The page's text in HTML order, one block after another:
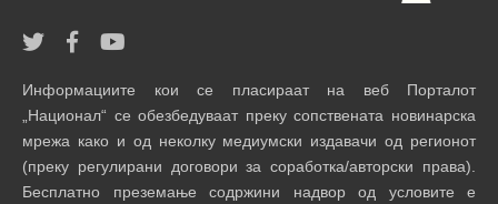
Информациите кои се пласираат на веб Порталот
„Национал“ се обезбедуваат преку сопствената новинарска
мрежа како и од неколку медиумски издавачи од регионот
(преку регулирани договори за соработка/авторски права).
Бесплатно преземање содржини надвор од условите е